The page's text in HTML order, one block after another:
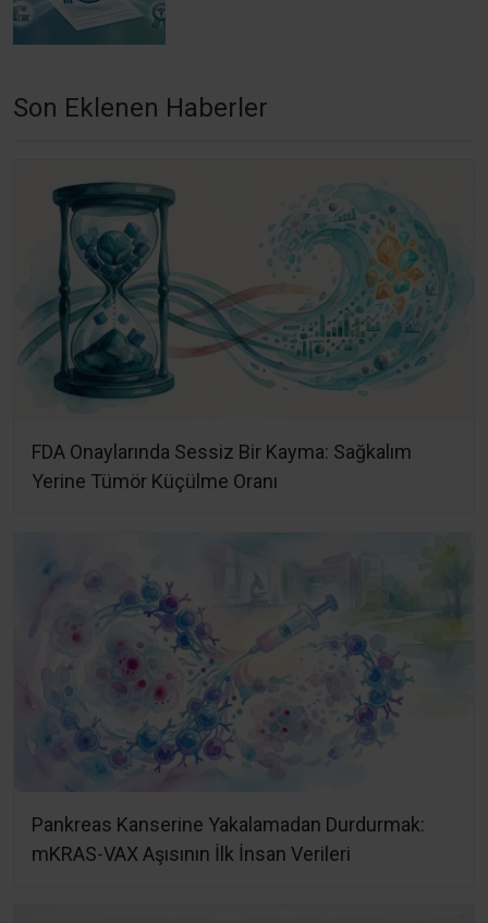
Son Eklenen Haberler
FDA Onaylarında Sessiz Bir Kayma: Sağkalım
Yerine Tümör Küçülme Oranı
Pankreas Kanserine Yakalamadan Durdurmak:
mKRAS-VAX Aşısının İlk İnsan Verileri